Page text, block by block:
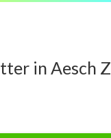
in Aesch